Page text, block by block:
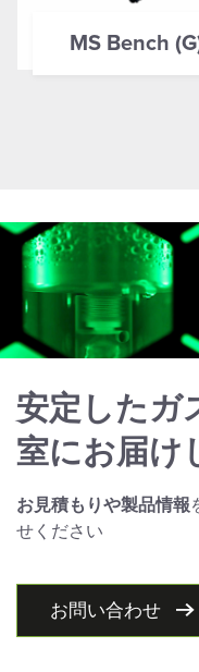
MS Bench
安定したガ
室にお届け
お見積もりや製品情報
せください
お問い合わせ